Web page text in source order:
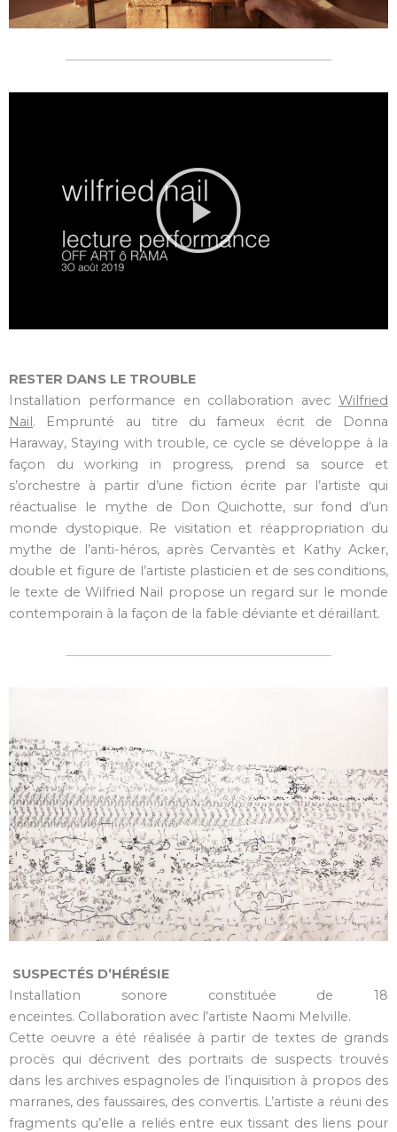
RESTER DANS LE TROUBLE
Installation performance en collaboration avec Wilfried
Nail. Emprunté au titre du fameux écrit de Donna
Haraway, Staying with trouble, ce cycle se développe à la
façon du working in progress, prend sa source et
s’orchestre à partir d’une fiction écrite par l’artiste qui
réactualise le mythe de Don Quichotte, sur fond d’un
monde dystopique. Re visitation et réappropriation du
mythe de l’anti-héros, après Cervantès et Kathy Acker,
double et figure de l’artiste plasticien et de ses conditions,
le texte de Wilfried Nail propose un regard sur le monde
contemporain à la façon de la fable déviante et déraillant.
SUSPECTÉS D’HÉRÉSIE
Installation sonore constituée de 18
enceintes. Collaboration avec l’artiste Naomi Melville.
Cette oeuvre a été réalisée à partir de textes de grands
procès qui décrivent des portraits de suspects trouvés
dans les archives espagnoles de l’inquisition à propos des
marranes, des faussaires, des convertis. L’artiste a réuni des
fragments qu’elle a reliés entre eux tissant des liens pour